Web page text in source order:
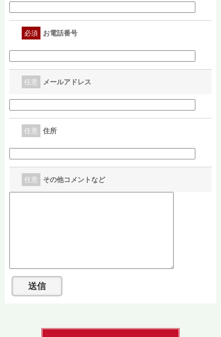
必須 お電話番号
任意 メールアドレス
任意 住所
任意 その他コメントなど